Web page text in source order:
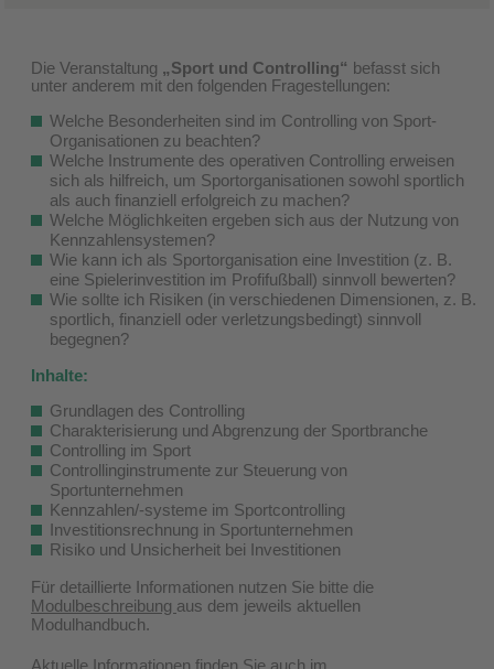
Die Veranstaltung „Sport und Controlling“ befasst sich
unter anderem mit den folgenden Fragestellungen:
Welche Besonderheiten sind im Controlling von Sport-
Organisationen zu beachten?
Welche Instrumente des operativen Controlling erweisen
sich als hilfreich, um Sportorganisationen sowohl sportlich
als auch finanziell erfolgreich zu machen?
Welche Möglichkeiten ergeben sich aus der Nutzung von
Kennzahlensystemen?
Wie kann ich als Sportorganisation eine Investition (z. B.
eine Spielerinvestition im Profifußball) sinnvoll bewerten?
Wie sollte ich Risiken (in verschiedenen Dimensionen, z. B.
sportlich, finanziell oder verletzungsbedingt) sinnvoll
begegnen?
Inhalte:
Grundlagen des Controlling
Charakterisierung und Abgrenzung der Sportbranche
Controlling im Sport
Controllinginstrumente zur Steuerung von
Sportunternehmen
Kennzahlen/-systeme im Sportcontrolling
Investitionsrechnung in Sportunternehmen
Risiko und Unsicherheit bei Investitionen
Für detaillierte Informationen nutzen Sie bitte die
Modulbeschreibung aus dem jeweils aktuellen
Modulhandbuch.
Aktuelle Informationen finden Sie auch im